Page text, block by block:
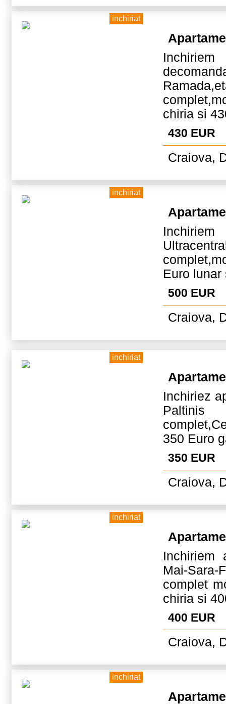
inchiriat
chiria si
430 EUR
Craiova,
inchiriat
Euro lunar
500 EUR
Craiova,
inchiriat
Inchiriez
350 Euro
350 EUR
Craiova,
inchiriat
Inchiriem
Mai-Sara-
complet
chiria si
400 EUR
Craiova,
inchiriat